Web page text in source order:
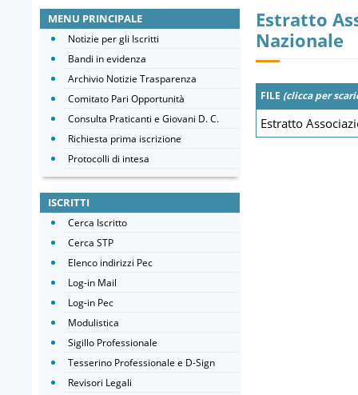
Estratto
Nazionale
FILE (clicca per
Estratto
MENU PRINCIPALE
Notizie per gli Iscritti
Bandi in evidenza
Archivio Notizie Trasparenza
Comitato Pari Opportunità
Consulta Praticanti e Giovani D. C.
Richiesta prima iscrizione
Protocolli di intesa
ISCRITTI
Cerca Iscritto
Cerca STP
Elenco indirizzi Pec
Log-in Mail
Log-in Pec
Modulistica
Sigillo Professionale
Tesserino Professionale e D-Sign
Revisori Legali